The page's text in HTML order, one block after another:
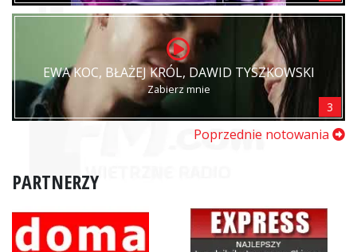
EWA KOC, BŁAŻEJ KRÓL, DAWID TYSZKOWSKI
Zabierz mnie
3
Poprzednie notowania
PARTNERZY